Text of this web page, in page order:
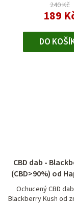
240 Kč
189
DO
CBD dab -
(CBD>90%) od
Ochucený CBD
Blackberry Kush od
je
4,0